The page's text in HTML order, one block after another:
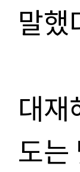
말했
대
도는